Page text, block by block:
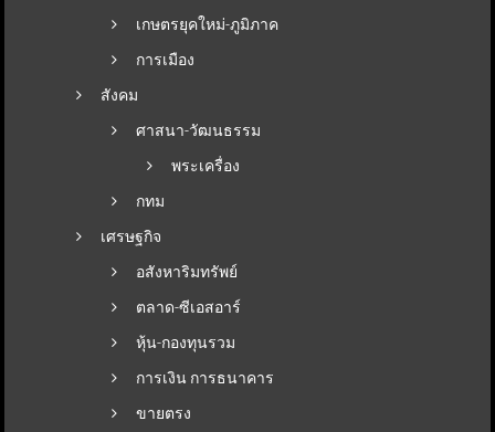
เกษตรยุคใหม่-ภูมิภาค
การเมือง
สังคม
ศาสนา-วัฒนธรรม
พระเครื่อง
กทม
เศรษฐกิจ
อสังหาริมทรัพย์
ตลาด-ซีเอสอาร์
หุ้น-กองทุนรวม
การเงิน การธนาคาร
ขายตรง